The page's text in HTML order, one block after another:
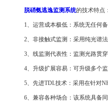
脱硝氨逃逸监测系统的技术特点
1、运营成本极低：系统无任何备
2、非接触式监测：采用纯光谱法
3、线监测代表性：监测光路贯穿
4、升级扩展容易：可升级多个监
5、先进TDL技术：采用在针对
6、兼容各种场合：该系统具备同